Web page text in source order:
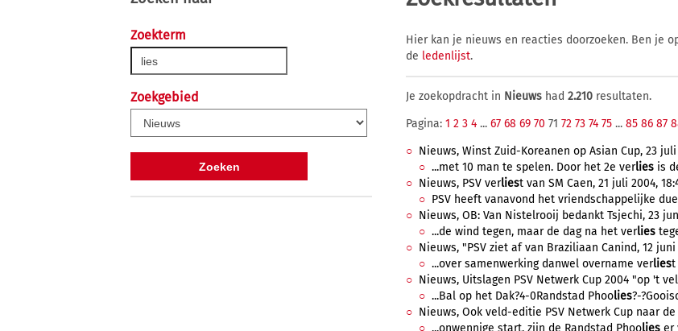
Zoekterm
Zoekgebied
Hier kan je nieuws en reacties doorzoeken. Ben je
de ledenlijst.
Je zoekopdracht in Nieuws had 2.210 resultaten.
Pagina: 1 2 3 4 ... 67 68 69 70 71 72 73 74 75 ... 85 86 87
Nieuws, Winst Zuid-Koreanen op Asian Cup, 23 juli
...met 10 man te spelen. Door het 2e verlies is
Nieuws, PSV verliest van SM Caen, 21 juli 2004,
PSV heeft vanavond het vriendschappelijke
Nieuws, OB: Van Nistelrooij bedankt Tsjechi, 23
...de wind tegen, maar de dag na het verlies
Nieuws, "PSV ziet af van Braziliaan Canind, 12 juni
...over samenwerking danwel overname verliest
Nieuws, Uitslagen PSV Netwerk Cup 2004 "op 't
...Bal op het Dak?4-0Randstad Phoolies?-
Nieuws, Ook veld-editie PSV Netwerk Cup naar
...onwennige start, zijn de Randstad Phoolies er